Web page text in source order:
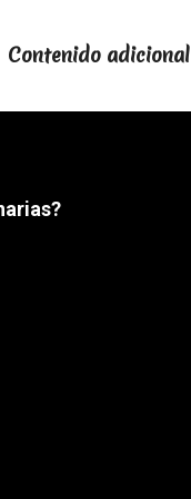
Contenido adicional